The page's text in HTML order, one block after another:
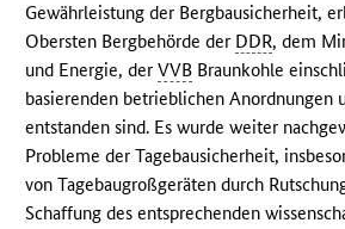
Gewährleistung der Bergbausicherheit,
Obersten Bergbehörde der DDR, dem
und Energie, derVVB Braunkohle
basierenden betrieblichen Anordnungen
entstanden sind. Es wurde weiter
Probleme der Tagebausicherheit,
von Tagebaugroßgeräten durch
Schaffung des entsprechenden